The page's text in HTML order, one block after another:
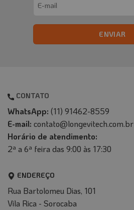
CONTATO
WhatsApp: (11) 91462-8559
E-mail: contato@longevitech.com.br
Horário de atendimento:
2ª a 6ª feira das 9:00 às 17:30
ENDEREÇO
Rua Bartolomeu Dias, 101
Vila Rica - Sorocaba